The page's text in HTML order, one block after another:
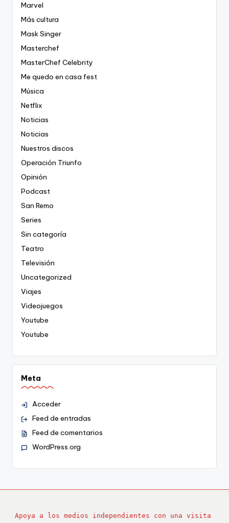
Marvel
Más cultura
Mask Singer
Masterchef
MasterChef Celebrity
Me quedo en casa fest
Música
Netflix
Noticias
Noticias
Nuestros discos
Operación Triunfo
Opinión
Podcast
San Remo
Series
Sin categoría
Teatro
Televisión
Uncategorized
Viajes
Videojuegos
Youtube
Youtube
Meta
Acceder
Feed de entradas
Feed de comentarios
WordPress.org
Apoya a los medios independientes con una visita